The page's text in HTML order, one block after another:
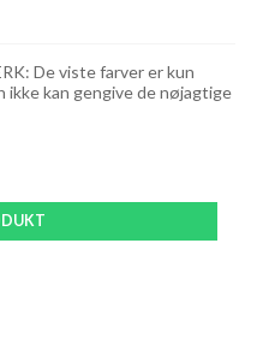
De viste farver er kun
kan gengive de nøjagtige